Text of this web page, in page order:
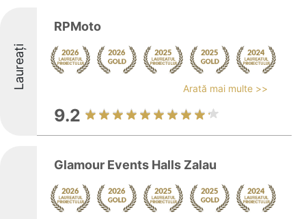
Laureați
RPMoto
Arată mai multe >>
9.2
Glamour Events Halls Zalau